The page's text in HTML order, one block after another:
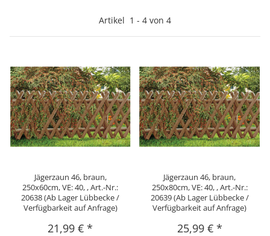
Artikel 1 - 4 von 4
Jägerzaun 46, braun,
250x60cm, VE: 40, , Art.-Nr.:
20638 (Ab Lager Lübbecke /
Verfügbarkeit auf Anfrage)
21,99 €*
Jägerzaun 46, braun,
250x80cm, VE: 40, , Art.-Nr.:
20639 (Ab Lager Lübbecke /
Verfügbarkeit auf Anfrage)
25,99 € *